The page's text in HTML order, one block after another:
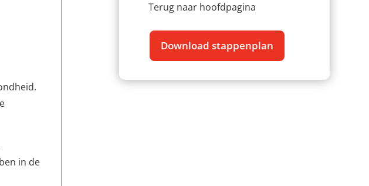
in de
Terug naar hoofdpagina
Download stappenplan